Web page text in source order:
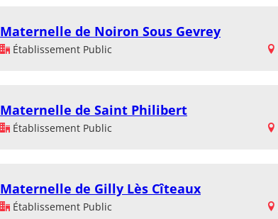
Maternelle de Noiron Sous Gevrey
Établissement Public
Maternelle de Saint Philibert
Établissement Public
Maternelle de Gilly Lès Cîteaux
Établissement Public